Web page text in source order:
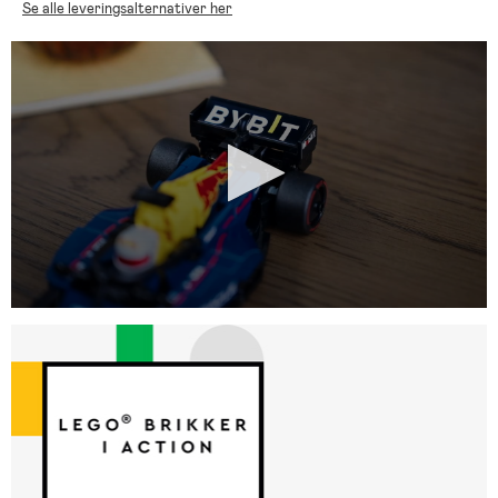
Se alle leveringsalternativer her